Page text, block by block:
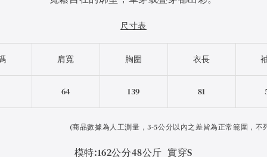
尺寸表
肩寬 胸圍 衣長
64 139 81
(商品數據為人工測量，3-5公分以內之差皆為正常範圍，不
模特:162公分48公斤 實穿S